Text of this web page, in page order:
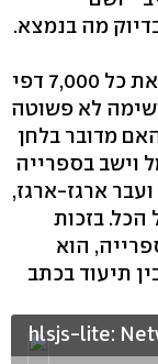
מה בנמצא.
מאחר שלא היה קטלוג מסודר שמאגד את כל 7,000 דפי
לא פשוטה
מדובר בלחן
וישב בספרייה
ארגז-ארגז,
בזכות
הוא
תיעוד בכתב
hlsjs-lite: